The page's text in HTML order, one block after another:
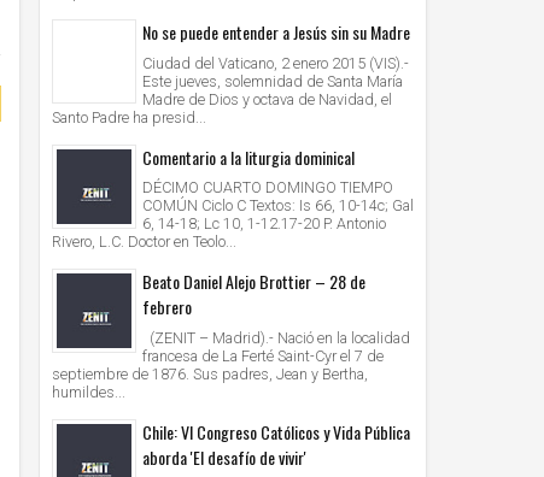
No se puede entender a Jesús sin su Madre
Ciudad del Vaticano, 2 enero 2015 (VIS).-
Este jueves, solemnidad de Santa María
Madre de Dios y octava de Navidad, el
Santo Padre ha presid...
Comentario a la liturgia dominical
DÉCIMO CUARTO DOMINGO TIEMPO
COMÚN Ciclo C Textos: Is 66, 10-14c; Gal
6, 14-18; Lc 10, 1-12.17-20 P. Antonio
Rivero, L.C. Doctor en Teolo...
Beato Daniel Alejo Brottier – 28 de
febrero
(ZENIT – Madrid).- Nació en la localidad
francesa de La Ferté Saint-Cyr el 7 de
septiembre de 1876. Sus padres, Jean y Bertha,
humildes...
Chile: VI Congreso Católicos y Vida Pública
aborda 'El desafío de vivir'